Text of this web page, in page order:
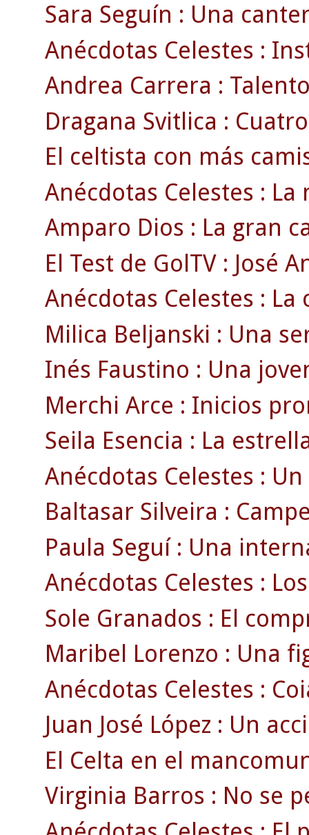
Sara Seguín : Una
Anécdotas Celestes :
Andrea Carrera :
Dragana Svitlica :
El celtista con más
Anécdotas Celestes :
Amparo Dios : La gran
El Test de GolTV : José
Anécdotas Celestes : La
Milica Beljanski : Una
Inés Faustino : Una
Merchi Arce : Inicios
Seila Esencia : La
Anécdotas Celestes :
Baltasar Silveira :
Paula Seguí : Una
Anécdotas Celestes :
Sole Granados : El
Maribel Lorenzo : Una
Anécdotas Celestes :
Juan José López : Un
El Celta en el
Virginia Barros : No se